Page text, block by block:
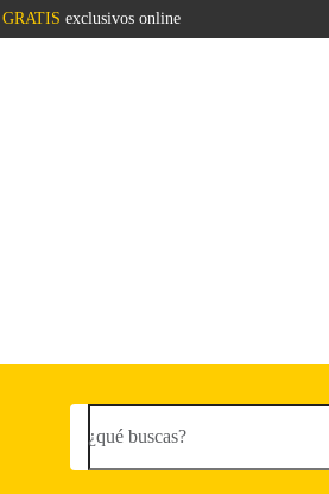
GRATIS exclusivos online
¿qué buscas?